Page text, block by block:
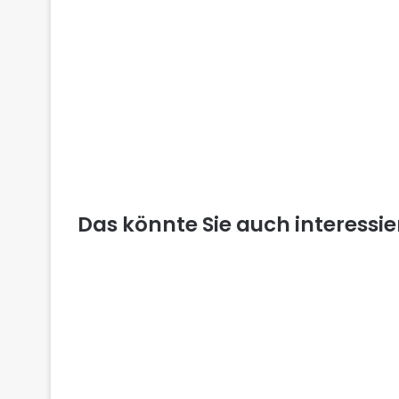
Das könnte Sie auch